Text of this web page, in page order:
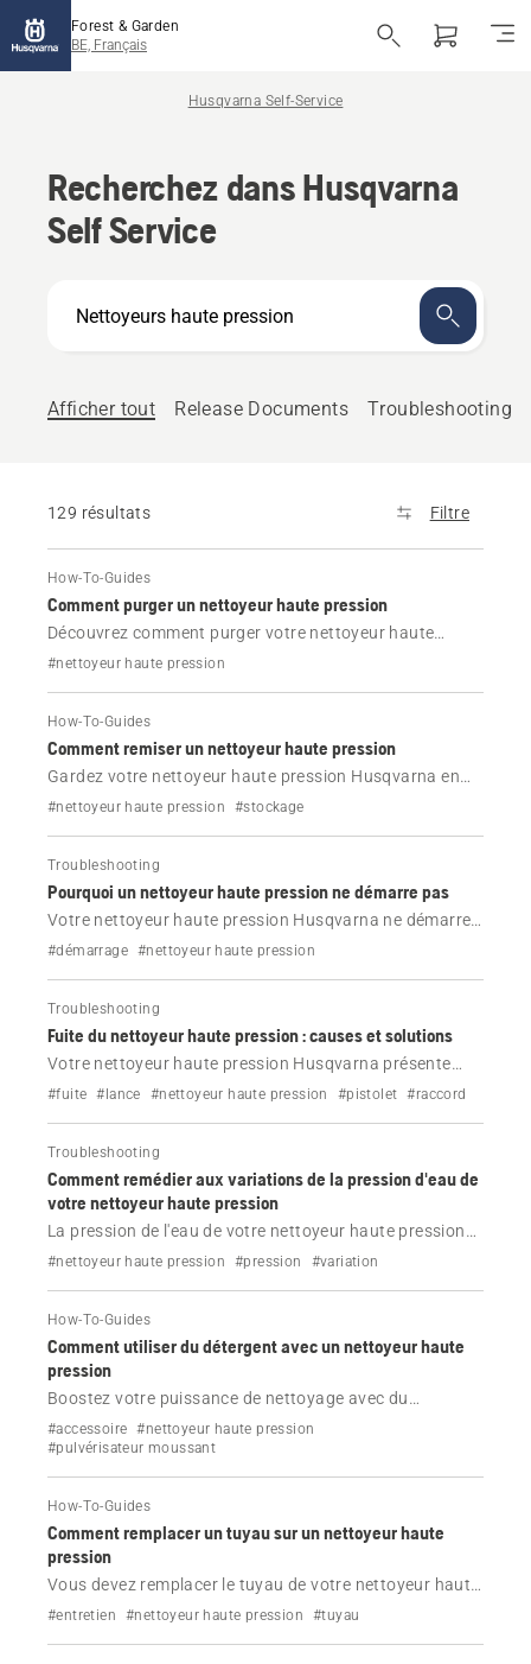
Forest & Garden
BE, Français
Husqvarna Self-Service
Recherchez dans Husqvarna
Self Service
quoi
vous
Afficher tout Release Documents Troubleshooting
129 résultats Filtre
How-To-Guides
Comment purger un nettoyeur haute pression
Découvrez comment purger votre nettoyeur haute
pression Husqvarna pour éliminer l'air du système.
#nettoyeur haute pression
How-To-Guides
Comment remiser un nettoyeur haute pression
Gardez votre nettoyeur haute pression Husqvarna en
excellent état. Apprenez à remiser correctement le
#nettoyeur haute pression #stockage
Troubleshooting
Pourquoi un nettoyeur haute pression ne démarre pas
Votre nettoyeur haute pression Husqvarna ne démarre
pas ? Découvrez les causes les plus courantes, telles
comment y remédier rapidement.
#démarrage #nettoyeur haute pression
Troubleshooting
Fuite du nettoyeur haute pression : causes et solutions
Votre nettoyeur haute pression Husqvarna présente
une fuite ? Découvrez les causes courantes (joints
#fuite #lance #nettoyeur haute pression #pistolet #raccord
Troubleshooting
Comment remédier aux variations de la pression d'eau de
votre nettoyeur haute pression
La pression de l'eau de votre nettoyeur haute pression
Husqvarna présente des variations ? Découvrez les
débit maximal.
#nettoyeur haute pression #pression #variation
How-To-Guides
Comment utiliser du détergent avec un nettoyeur haute
pression
Boostez votre puissance de nettoyage avec du
détergent ! Découvrez comment utiliser un pulvérisateur
moussant ou un réservoir de détergent intégré sur votre
#accessoire
#nettoyeur haute pression
#pulvérisateur moussant
How-To-Guides
Comment remplacer un tuyau sur un nettoyeur haute
pression
Vous devez remplacer le tuyau de votre nettoyeur haute
pression Husqvarna ? Apprenez étape par étape
#entretien #nettoyeur haute pression #tuyau